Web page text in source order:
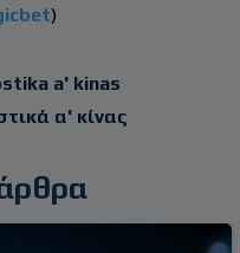
)
a' kinas
α' κίνας